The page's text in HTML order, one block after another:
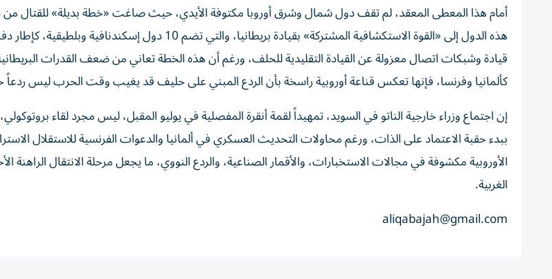
​أمام هذا المعطى المعقد، لم تقف دول شمال وشرق أوروبا مكتوفة الأيدي، حيث صاغت «خطة بديلة» للقتال
هذه الدول إلى «القوة الاستكشافية المشتركة» بقيادة بريطانيا، والتي تضم
قيادة وشبكات اتصال معزولة عن القيادة التقليدية للحلف، ورغم أن هذه الخطة تعاني من ضعف القدرات
كألمانيا وفرنسا، فإنها تعكس قناعة أوروبية راسخة بأن الردع المبني على حليف قد يغيب وقت الحرب ليس ردعاً
​إن اجتماع وزراء خارجية الناتو في السويد، تمهيداً لقمة أنقرة المفصلية في يوليو المقبل، ليس مجرد لقاء
ببدء حقبة الاعتماد على الذات، ورغم محاولات التحديث العسكري في ألمانيا والدعوات الفرنسية للاستقلال
الأوروبية مكشوفة في مجالات الاستخبارات، والأقمار الصناعية، والردع النووي، ما يجعل مرحلة الانتقال الراهنة
الغربية.
aliqabajah@gmail.com